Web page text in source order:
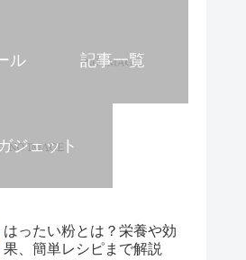
ル 記事一覧
ジェット
はったい粉とは？栄養や効
果、簡単レシピまで解説